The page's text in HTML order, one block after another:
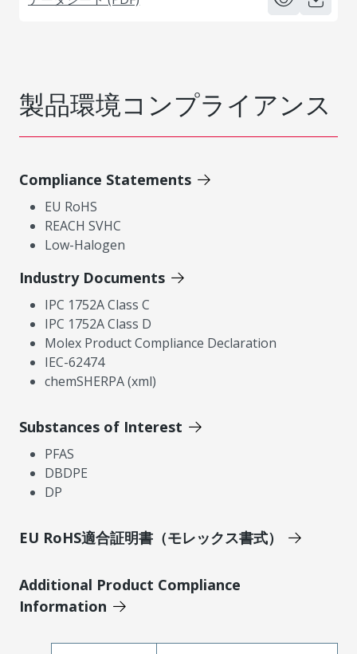
製品環境コンプライアンス
Compliance Statements
EU RoHS
REACH SVHC
Low-Halogen
Industry Documents
IPC 1752A Class C
IPC 1752A Class D
Molex Product Compliance Declaration
IEC-62474
chemSHERPA (xml)
Substances of Interest
PFAS
DBDPE
DP
EU RoHS適合証明書（モレックス書式）
Additional Product Compliance
Information